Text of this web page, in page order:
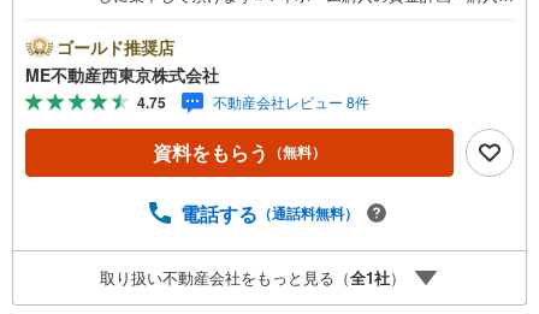
どんなに信用のある建築会社でもご自分の目で確認するこ
とは重要ですよね。特殊機材を使用し物件状態を調査致し
ますご来店特典■FP相談キャッシュフローの作成無料でで
きます■未公開の物件情報をご紹介■弊社仲介にてご契約頂
くと1万円から最大10万円のご紹介料をお支払い！詳しくは
スタッフ迄 都内有数の1棟ビル大型店舗開店！■西武新宿線
う方はご自宅へ『無料送迎サービス』実施しております！■
ー、紙おむつ、アメニティ、大型個室ブース4部屋、各ブー
スモニター等完備しております！
ゴールド推奨店
ME不動産西東京株式会社
4.75 不動産会社レビュー 8件
資料をもらう （無料）
電話する （通話料無料）
取り扱い不動産会社をもっと見る（全1社）